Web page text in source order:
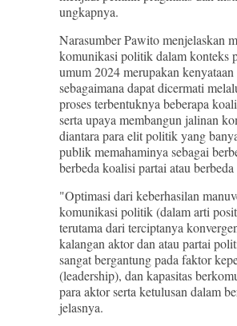
ungkapnya.
Narasumber Pawito menjelaskan
komunikasi politik dalam konteks
umum 2024 merupakan kenyataan
sebagaimana dapat dicermati
proses terbentuknya beberapa
serta upaya membangun jalinan
diantara para elit politik yang
publik memahaminya sebagai
berbeda koalisi partai atau
"Optimasi dari keberhasilan
komunikasi politik (dalam arti
terutama dari terciptanya
kalangan aktor dan atau partai
sangat bergantung pada faktor
(leadership), dan kapasitas
para aktor serta ketulusan dalam
jelasnya.